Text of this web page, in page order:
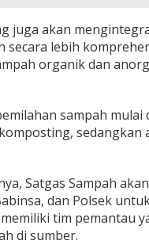
juga akan
secara lebih
organik dan
sampah
Satgas Sampah
dan Polsek
tim pemantau
di sumber.